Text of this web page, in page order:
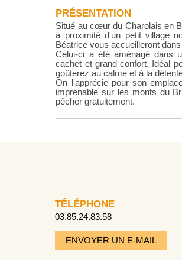
PRÉSENTATION
Situé au cœur du Charolais en
à proximité d'un petit village
Béatrice vous accueilleront
Celui-ci a été aménagé dans
cachet et grand confort. Idéal
goûterez au calme et à la
On l'apprécie pour son
imprenable sur les monts du
pêcher gratuitement.
TÉLÉPHONE
03.85.24.83.58
ENVOYER UN E-MAIL